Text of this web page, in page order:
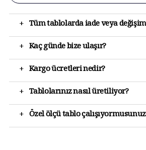
+ Tüm tablolarda iade veya
+ Kaç günde bize ulaşır?
+ Kargo ücretleri nedir?
+ Tablolarınız nasıl üretiliyor?
+ Özel ölçü tablo